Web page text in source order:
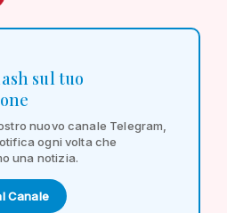
sul tuo
nuovo canale Telegram,
ogni volta che
una notizia.
Canale